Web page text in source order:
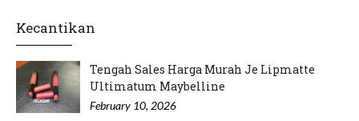
Kecantikan
Tengah Sales Harga Murah Je Lipmatte
Ultimatum Maybelline
February 10, 2026